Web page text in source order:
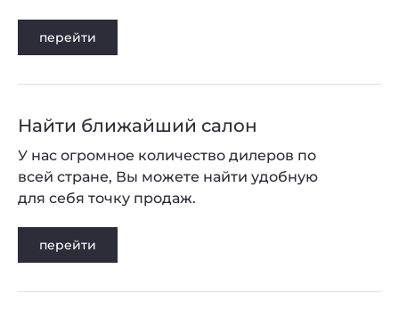
перейти
Найти ближайший салон
перейти
У нас огромное количество дилеров по
всей стране, Вы можете найти удобную
для себя точку продаж.